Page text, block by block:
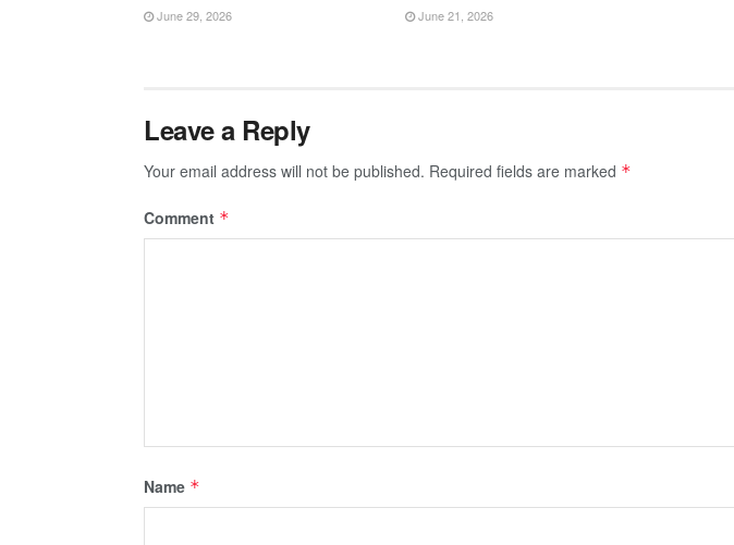
June 29, 2026 June 21, 2026
Leave a Reply
Your email address will not be published. Required fields are marked *
Comment *
Name *